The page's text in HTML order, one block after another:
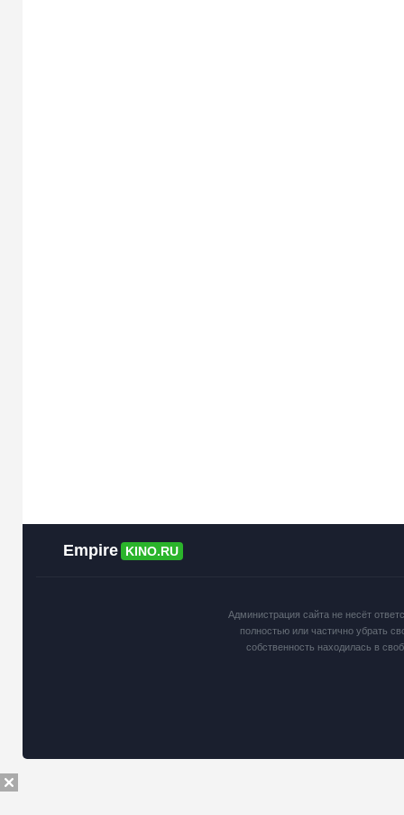
Empire KINO.RU
Администрация сайта не несёт
полностью или частично убрать
собственность находилась в